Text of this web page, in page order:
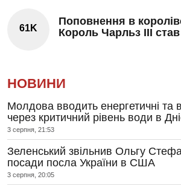
61K
Поповнення в
Король Чарльз III став
НОВИНИ
Молдова вводить енергетичні та
через критичний рівень води в
3 серпня, 21:53
Зеленський звільнив Ольгу
посади посла України в США
3 серпня, 20:05